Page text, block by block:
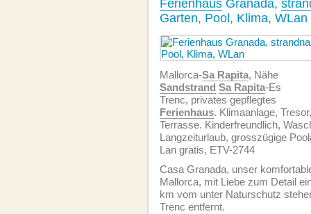
Ferienhaus Granada,
Garten, Pool, Klima, WLan
Mallorca-Sa Rapita, Nähe
Sandstrand Sa Rapita-Es
Trenc, privates gepflegtes
Ferienhaus. Klimaanlage,
Terrasse. Kinderfreundlich,
Langzeiturlaub, grosszügige
Lan gratis, ETV-2744
Casa Granada, unser
Mallorca, mit Liebe zum Detail
km vom unter Naturschutz
Trenc entfernt.